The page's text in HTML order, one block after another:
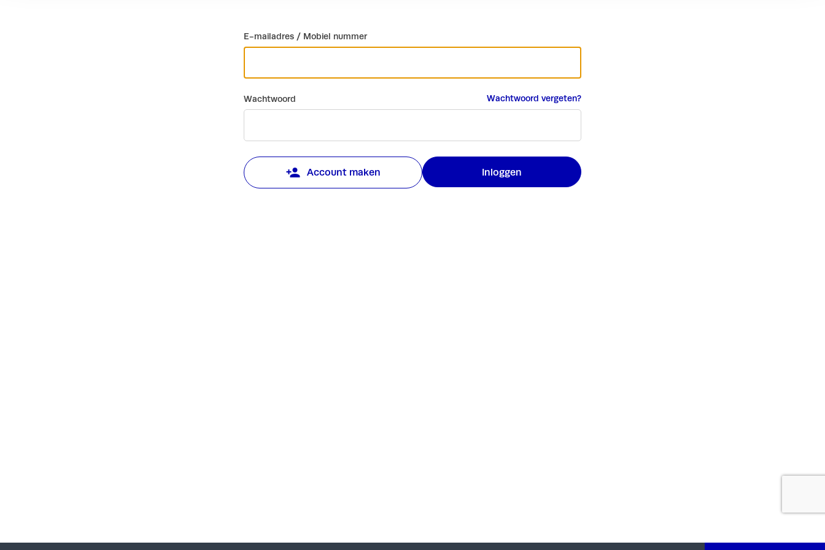
E-mailadres / Mobiel nummer
Wachtwoord Wachtwoord vergeten?
Account maken Inloggen